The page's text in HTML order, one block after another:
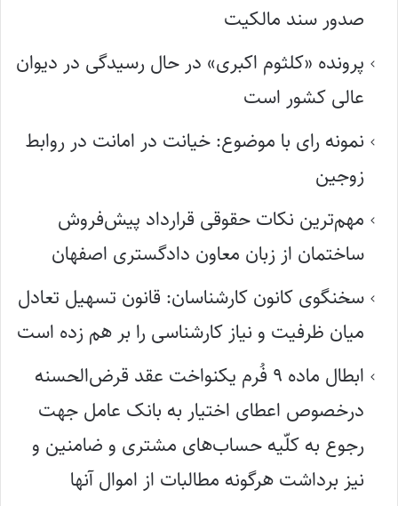
صدور سند مالکیت
پرونده «کلثوم اکبری» در حال رسیدگی در دیوان
عالی کشور است
نمونه رای با موضوع: خیانت در امانت در روابط
زوجین
مهم‌ترین نکات حقوقی قرارداد پیش‌فروش
ساختمان از زبان معاون دادگستری اصفهان
سخنگوی کانون کارشناسان: قانون تسهیل تعادل
میان ظرفیت و نیاز کارشناسی را بر هم زده است
ابطال ماده ۹ فُرم یکنواخت عقد قرض‌الحسنه
درخصوص اعطای اختیار به بانک عامل جهت
رجوع به کلّیه حساب‌های مشتری و ضامنین و
نیز برداشت هرگونه مطالبات از اموال آنها